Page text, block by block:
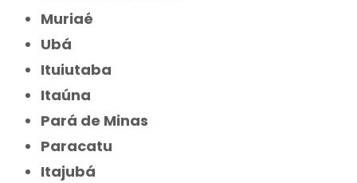
Muriaé
Ubá
Ituiutaba
Itaúna
Pará de Minas
Paracatu
Itajubá